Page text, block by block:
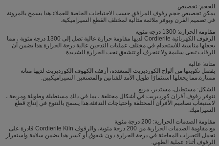
الحجم: تخصيص
يمكن تخصيص حجم رفوف المرافق حسب الاحتياجات الخاصة للعملاء.هذا يسمح بالمرونة
في تصميم الفرن ويوفر ملائمة مثالية لمختلف القطع السيراميكية.
مقاومة الحرارة: 1300 درجة مئوية
الرفوف الكهربائية Cordierite لديها مقاومة حرارة عالية تصل إلى 1300 درجة مئوية ، مما
يجعلها مناسبة للاستخدام في مختلف عمليات التدخين عالية درجة الحرارة.هذا يضمن أن
الرفات تبقى سليمة ولا تنحرف أو تتشقق تحت الحرارة الشديدة.
متانة: عالية
بفضل تكوينها من ألواح الكورديريت المتعددة، أرفف الكهوف الكورديريت لديها متانة
ممتازة.مما يجعلها استثمارًا طويل الأمد للفنانين والمصنعين السيراميكيين.
الشكل: مستطيل، مستدير، مربع
تتوفر رفوف أفران كورديريت في أشكال مختلفة ، بما في ذلك مستطيلة وطويلة ومربعة ،
لاستيعاب تصاميم الأفران المختلفة واحتياجات التدفئة.هذا يسمح بالتنوع في إنتاج قطع
السيراميك.
مقاومة الصدمات الحرارية: 200 درجة مئوية
مع مقاومة الصدمات الحرارية من 200 درجة مئوية، والرفوف Cordierite Kiln قادرة على
تحمل التغيرات المفاجئة في درجة الحرارة دون شقوق أو كسر.هذا يضمن سلامة واستقرار
الرفوف أثناء عملية الطهي.